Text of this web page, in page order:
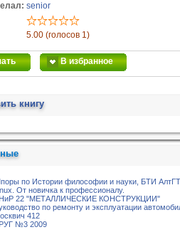
senior
5.00 (голосов 1)
В избранное
книгу
по Истории философии и науки, БТИ
От новичка к профессионалу.
22 "МЕТАЛЛИЧЕСКИЕ КОНСТРУКЦИИ"
по ремонту и эксплуатации
412
№3 2009